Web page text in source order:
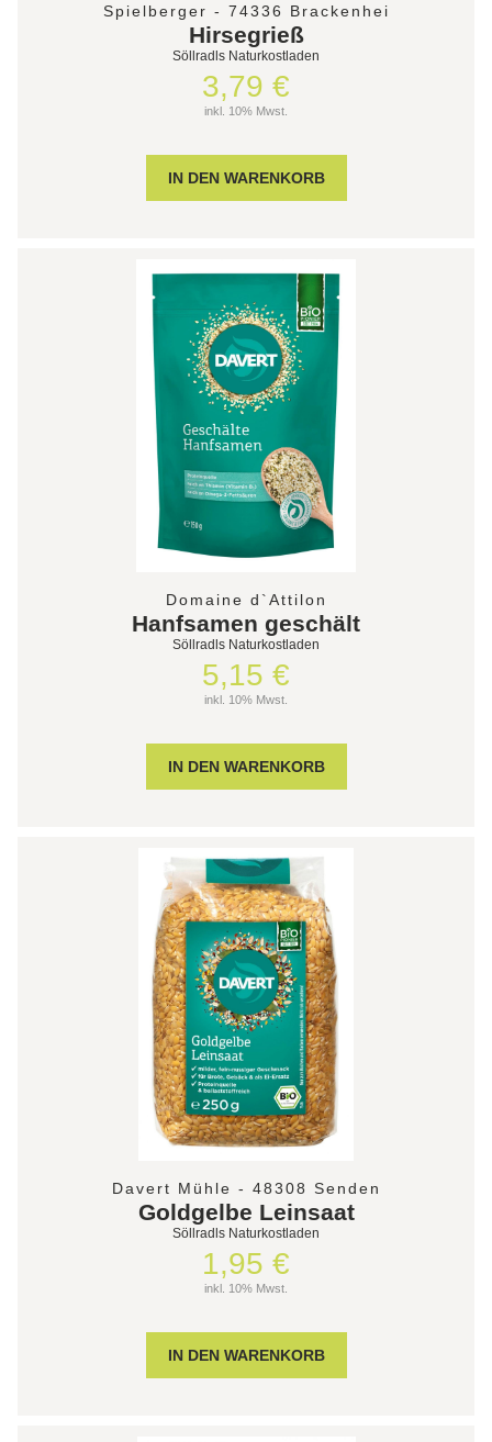
Spielberger - 74336 Brackenhei
Hirsegrieß
Söllradls Naturkostladen
3,79 €
inkl. 10% Mwst.
Domaine d`Attilon
Hanfsamen geschält
Söllradls Naturkostladen
5,15 €
inkl. 10% Mwst.
Davert Mühle - 48308 Senden
Goldgelbe Leinsaat
Söllradls Naturkostladen
1,95 €
inkl. 10% Mwst.